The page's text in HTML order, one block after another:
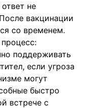
не
вакцинации
со временем.
поддерживать
если угроза
могут
быстро
встрече с